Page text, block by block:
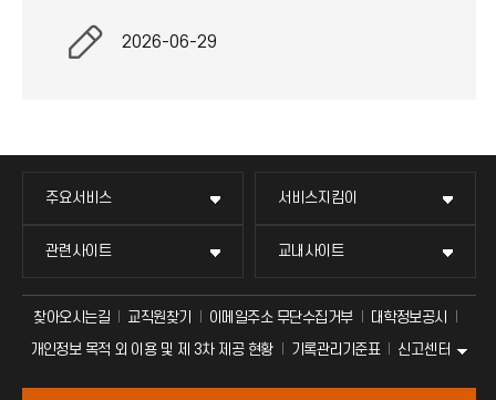
2026-06-29
주요서비스 서비스지킴이
관련사이트 교내사이트
찾아오시는길 교직원찾기 이메일주소 무단수집거부
대학정보공시
개인정보 목적 외 이용 및 제 3차 제공 현황
기록관리기준표 신고센터